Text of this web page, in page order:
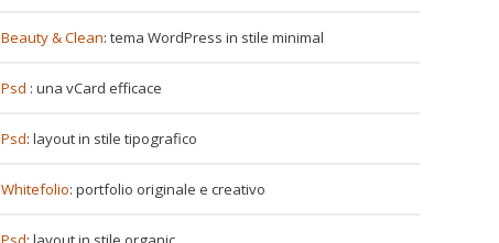
Beauty & Clean: tema WordPress in stile minimal
Psd : una vCard efficace
Psd: layout in stile tipografico
Whitefolio: portfolio originale e creativo